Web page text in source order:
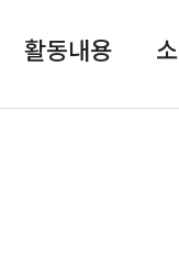
활동내용